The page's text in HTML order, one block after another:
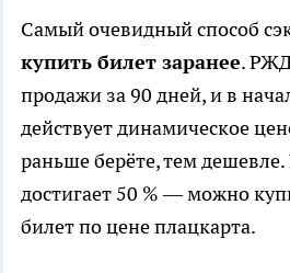
Самый очевидный способ
купить билет заранее.
продажи за 90 дней, и в
действует динамическое
раньше берёте, тем
достигает 50 % — можно
билет по цене плацкарта.